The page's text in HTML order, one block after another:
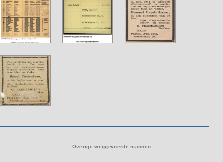
Overige weggevoerde mannen